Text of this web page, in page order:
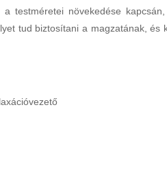
testméretei növekedése
tud biztosítani a magzatának, és